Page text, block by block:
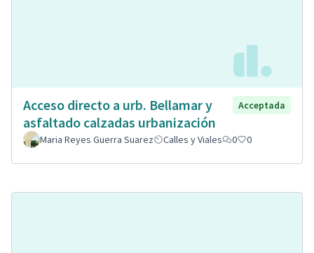
Acceso directo a urb. Bellamar y
asfaltado calzadas urbanización
Acceptada
Maria Reyes Guerra Suarez Calles y Viales 0 0